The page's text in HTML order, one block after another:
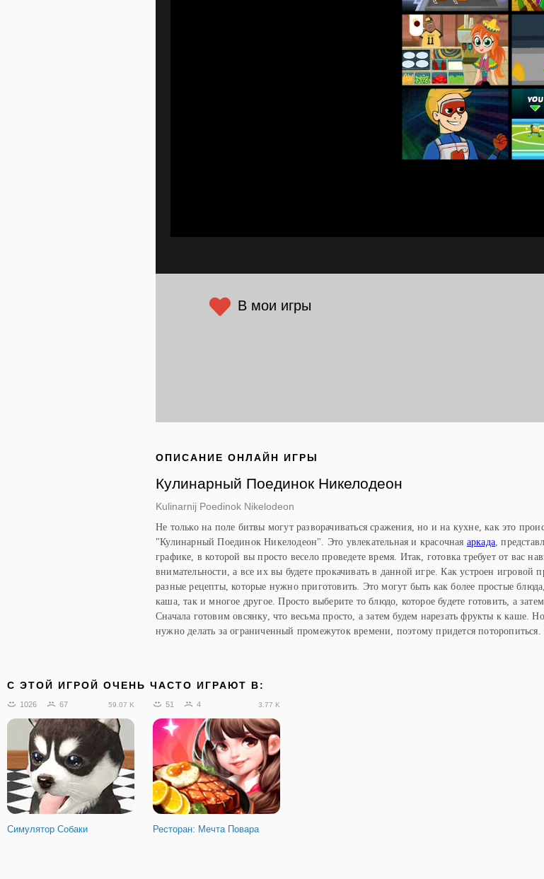
В мои игры
ОПИСАНИЕ ОНЛАЙН ИГРЫ
Кулинарный Поединок Никелодеон
Kulinarnij Poedinok Nikelodeon
Не только на поле битвы могут разворачиваться сражения, но и на кухне, как это
"Кулинарный Поединок Никелодеон". Это увлекательная и красочная аркада ,
графике, в которой вы просто весело проведете время. Итак, готовка требует от вас
внимательности, а все их вы будете прокачивать в данной игре. Как устроен игровой
разные рецепты, которые нужно приготовить. Это могут быть как более простые
каша, так и многое другое. Просто выберите то блюдо, которое будете готовить, а
Сначала готовим овсянку, что весьма просто, а затем будем нарезать фрукты к каше.
нужно делать за ограниченный промежуток времени, поэтому придется поторопиться.
C ЭТОЙ ИГРОЙ ОЧЕНЬ ЧАСТО ИГРАЮТ В:
1026 67 59.07 K
Симулятор Собаки
51 4 3.77 K
Ресторан: Мечта Повара